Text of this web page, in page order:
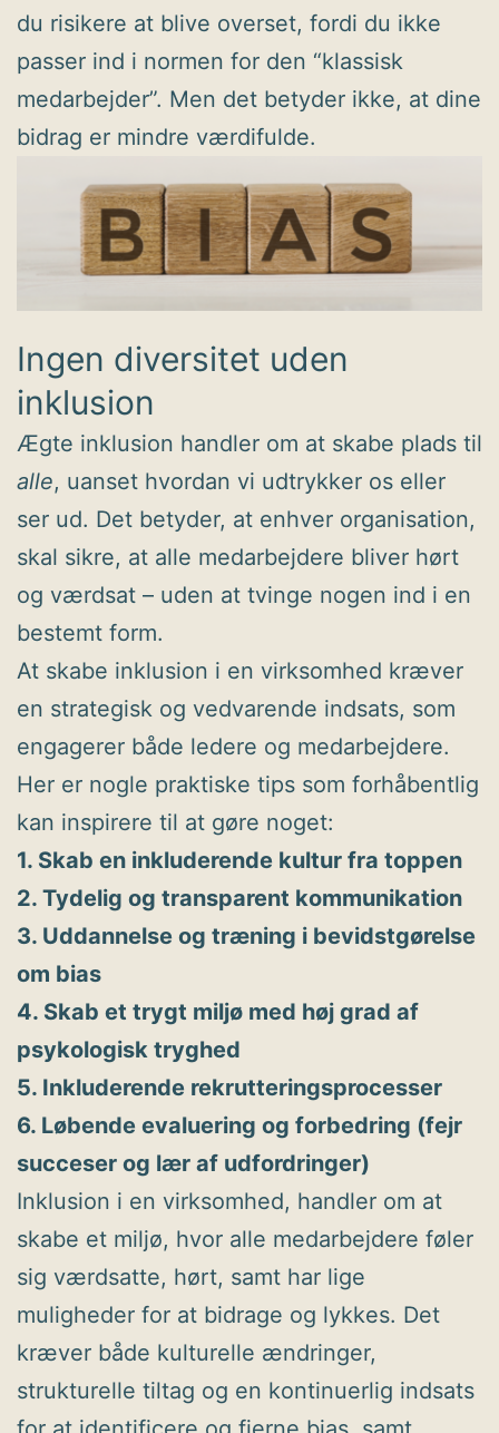
du risikere at blive overset, fordi du ikke
passer ind i normen for den “klassisk
medarbejder”. Men det betyder ikke, at dine
bidrag er mindre værdifulde.
Ingen diversitet uden
inklusion
Ægte inklusion handler om at skabe plads til
alle, uanset hvordan vi udtrykker os eller
ser ud. Det betyder, at enhver organisation,
skal sikre, at alle medarbejdere bliver hørt
og værdsat – uden at tvinge nogen ind i en
bestemt form.
At skabe inklusion i en virksomhed kræver
en strategisk og vedvarende indsats, som
engagerer både ledere og medarbejdere.
Her er nogle praktiske tips som forhåbentlig
kan inspirere til at gøre noget:
1. Skab en inkluderende kultur fra toppen
2. Tydelig og transparent kommunikation
3. Uddannelse og træning i bevidstgørelse
om bias
4. Skab et trygt miljø med høj grad af
psykologisk tryghed
5. Inkluderende rekrutteringsprocesser
6. Løbende evaluering og forbedring (fejr
succeser og lær af udfordringer)
Inklusion i en virksomhed, handler om at
skabe et miljø, hvor alle medarbejdere føler
sig værdsatte, hørt, samt har lige
muligheder for at bidrage og lykkes. Det
kræver både kulturelle ændringer,
strukturelle tiltag og en kontinuerlig indsats